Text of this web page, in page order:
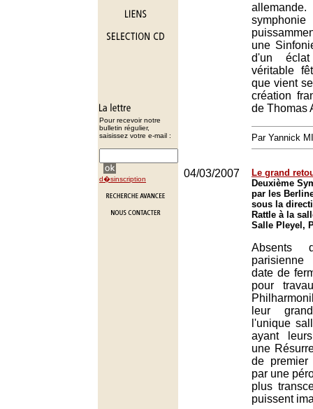
Pour recevoir notre
bulletin régulier,
saisissez votre e-mail :
d�sinscription
une
d'un
véritable
que vient
création
de Thomas
Par Yannick
04/03/2007
Le grand
Deuxième
par les
sous la
Rattle à la
Salle Pleyel,
Absents
date de
pour
leur
l'unique
ayant
une
de premier
par une
plus
puissent